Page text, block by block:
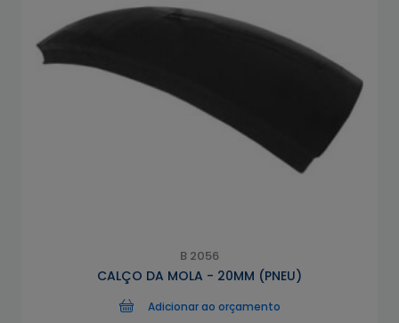
B 2056
CALÇO DA MOLA - 20MM (PNEU)
Adicionar ao orçamento